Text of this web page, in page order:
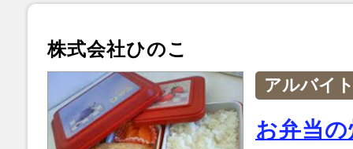
株式会社ひのこ
アルバイ
お弁当